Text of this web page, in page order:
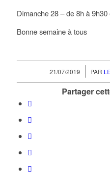
Dimanche 28 – de 8h à
Bonne semaine à tous
21/07/2019
/ PAR
Partager